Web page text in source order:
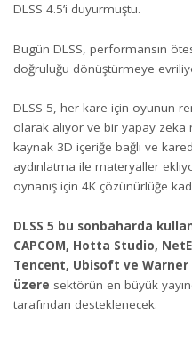
DLSS 4.5’i duyurmuştu.
Bugün DLSS, performansın
doğruluğu dönüştürmeye
DLSS 5, her kare için oyunun
olarak alıyor ve bir yapay
kaynak 3D içeriğe bağlı ve
aydınlatma ile materyaller
oynanış için 4K çözünürlüğe
DLSS 5 bu sonbaharda
CAPCOM, Hotta Studio,
Tencent, Ubisoft ve
üzere sektörün en büyük
tarafından desteklenecek.